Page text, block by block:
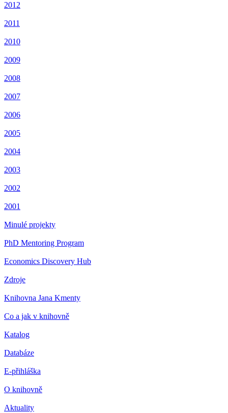
2012
2011
2010
2009
2008
2007
2006
2005
2004
2003
2002
2001
Minulé projekty
PhD Mentoring Program
Economics Discovery Hub
Zdroje
Knihovna Jana Kmenty
Co a jak v knihovně
Katalog
Databáze
E-přihláška
O knihovně
Aktuality